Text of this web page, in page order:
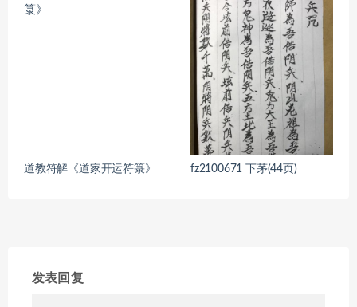
道教符解《道家开运符箓》 fz2100671 下茅(44页)
发表回复